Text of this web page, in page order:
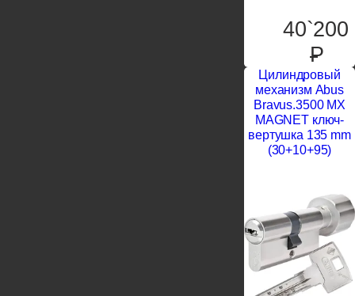
40`200
P
Цилиндровый
механизм Abus
Bravus.3500 MX
MAGNET ключ-
вертушка 135 mm
(30+10+95)